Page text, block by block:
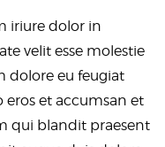
iriure dolor in
velit esse molestie
dolore eu feugiat
eros et accumsan et
qui blandit praesent